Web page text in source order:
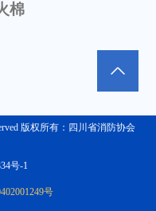
棉
版权所有：四川省消防协会
号-1
号